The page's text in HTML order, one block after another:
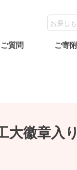
質問 ご寄
大徽章入